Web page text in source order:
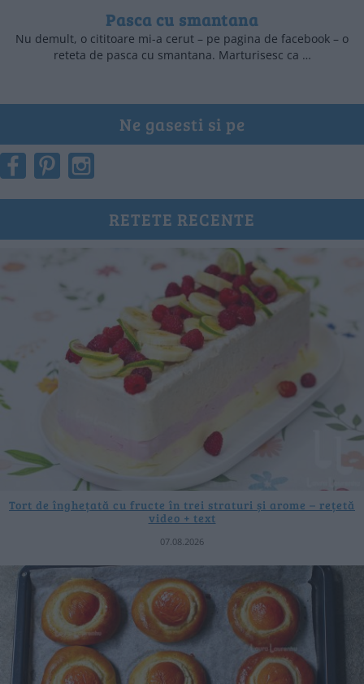
Pasca cu smantana
Nu demult, o cititoare mi-a cerut – pe pagina de facebook – o
reteta de pasca cu smantana. Marturisesc ca …
Ne gasesti si pe
RETETE RECENTE
Tort de înghețată cu fructe în trei straturi și arome – rețetă
video + text
07.08.2026